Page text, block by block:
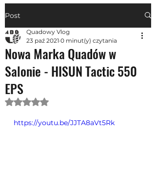
Post
Nowa Marka Quadów w
Salonie - HISUN Tactic 550
EPS
Quadowy Vlog
23 paź 2021 0 minut(y) czytania
Oceniono na NaN z 5 gwiazdek.
https://youtu.be/JJTA8aVt5Rk